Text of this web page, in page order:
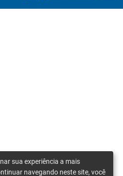
sua experiência a mais
navegando neste site, você